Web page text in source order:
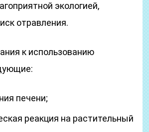
экологией,
отравления.
к использованию
печени;
реакция на растительный